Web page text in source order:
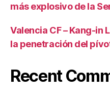
más explosivo de la
Valencia CF – Kang-in
la penetración del
Recent